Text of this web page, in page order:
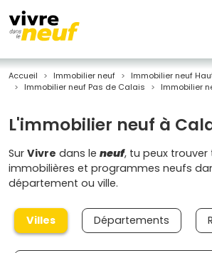
Accueil Immobilier neuf
Immobilier neuf
Immobilier neuf Pas de Calais
Immobilier
L'immobilier neuf à
Sur Vivre dans le neuf, tu peux
immobilières et programmes neufs
département ou ville.
Villes Départements